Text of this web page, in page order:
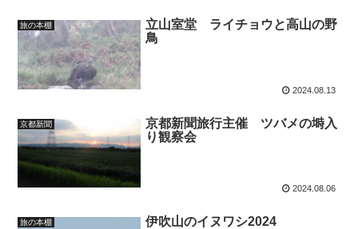
旅の本棚
立山室堂 ライチョウと高山の野
鳥
2024.08.13
京都新聞
京都新聞旅行主催 ツバメの塒入
り観察会
2024.08.06
旅の本棚 伊吹山のイヌワシ2024